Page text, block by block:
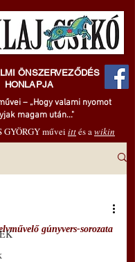
ÖNSZERVEZŐDÉS
HONLAPJA
– „Hogy valami nyomot
magam után..."
GYÖRGY művei ittés awikin
gúnyvers-sorozata